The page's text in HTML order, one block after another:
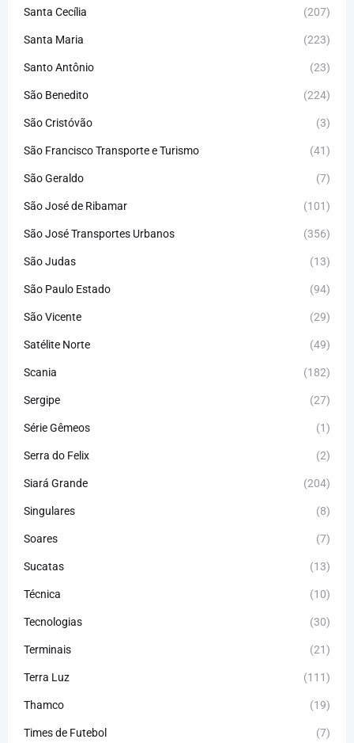
Santa Cecília (207)
Santa Maria (223)
Santo Antônio (23)
São Benedito (224)
São Cristóvão (3)
São Francisco Transporte e Turismo (41)
São Geraldo (7)
São José de Ribamar (101)
São José Transportes Urbanos (356)
São Judas (13)
São Paulo Estado (94)
São Vicente (29)
Satélite Norte (49)
Scania (182)
Sergipe (27)
Série Gêmeos (1)
Serra do Felix (2)
Siará Grande (204)
Singulares (8)
Soares (7)
Sucatas (13)
Técnica (10)
Tecnologias (30)
Terminais (21)
Terra Luz (111)
Thamco (19)
Times de Futebol (7)